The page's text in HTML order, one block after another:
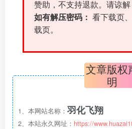
赞助，不支持退款。请谅解
如有解压密码： 看下载页
载页。
文章版权
明
1、本网站名称： 羽化飞翔
2、本站永久网址： https://